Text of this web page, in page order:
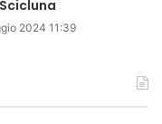
2024 11:39